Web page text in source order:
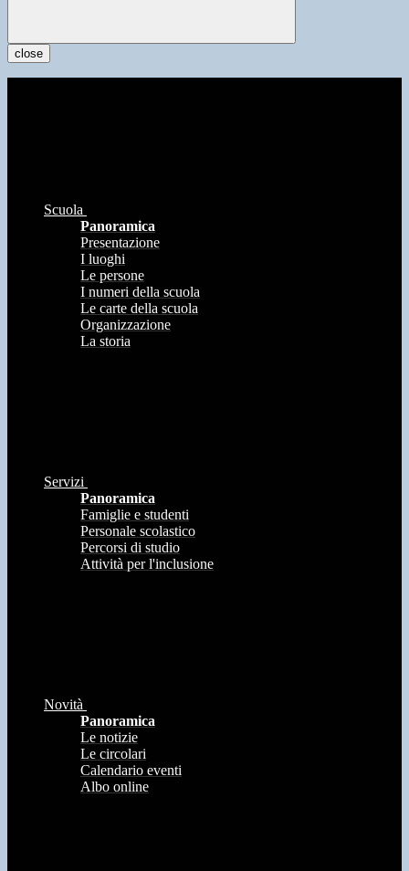
close
Scuola
Panoramica
Presentazione
I luoghi
Le persone
I numeri della scuola
Le carte della scuola
Organizzazione
La storia
Servizi
Panoramica
Famiglie e studenti
Personale scolastico
Percorsi di studio
Attività per l'inclusione
Novità
Panoramica
Le notizie
Le circolari
Calendario eventi
Albo online